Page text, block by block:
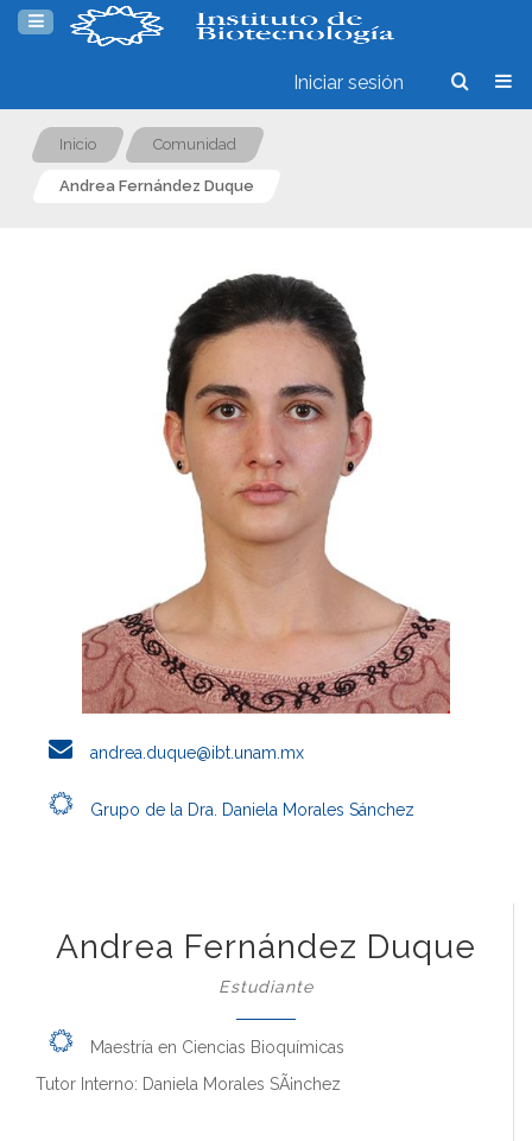
Iniciar sesión
Inicio Comunidad
Andrea Fernández Duque
andrea.duque@ibt.unam.mx
Grupo de la Dra. Daniela Morales Sánchez
Andrea Fernández Duque
Estudiante
Maestría en Ciencias Bioquímicas
Tutor Interno: Daniela Morales SÃ¡nchez